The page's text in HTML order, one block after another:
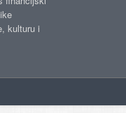
kulturu i